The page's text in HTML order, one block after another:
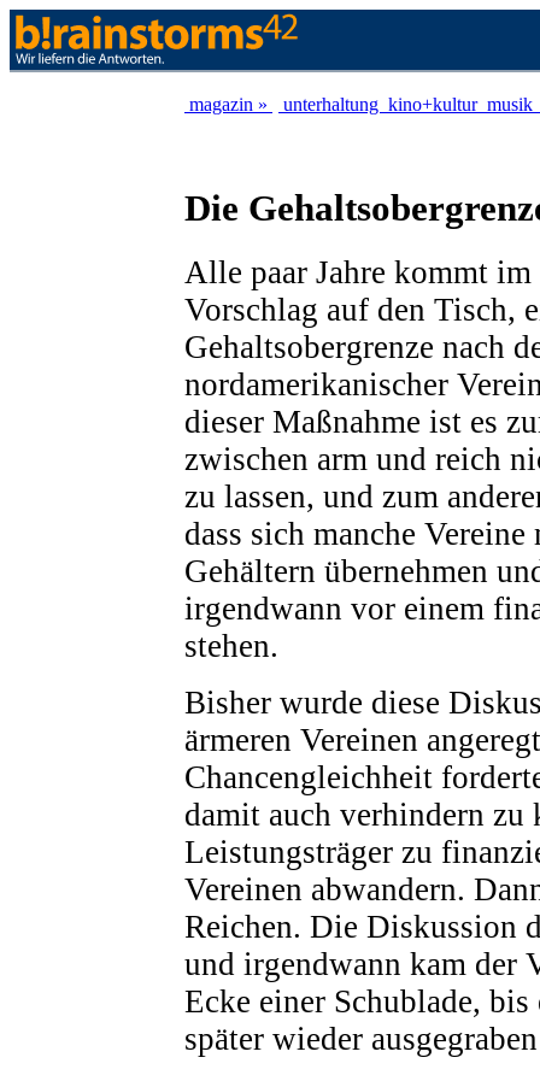
magazin » unterhaltung kino+kultur musik
Die
Alle paar Jahre kommt
Vorschlag auf den Tisch,
Gehaltsobergrenze nach
nordamerikanischer
dieser Maßnahme ist es
zwischen arm und reich
zu lassen, und zum
dass sich manche
Gehältern übernehmen
irgendwann vor einem
stehen.
Bisher wurde diese
ärmeren Vereinen
Chancengleichheit
damit auch verhindern zu
Leistungsträger zu
Vereinen abwandern.
Reichen. Die Diskussion
und irgendwann kam der
Ecke einer Schublade, bis
später wieder